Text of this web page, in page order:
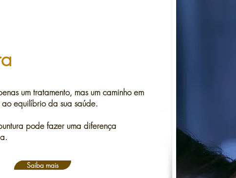
um tratamento, mas um caminho em
equilíbrio da sua saúde.
pode fazer uma diferença
Saiba mais